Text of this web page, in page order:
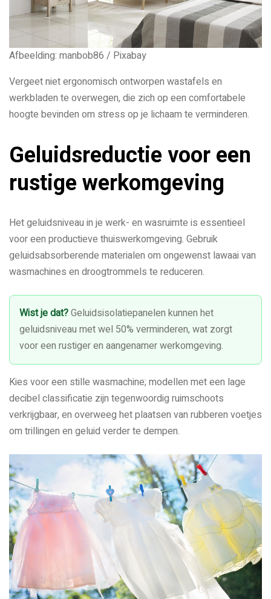
Afbeelding: manbob86 / Pixabay
Vergeet niet ergonomisch ontworpen wastafels en
werkbladen te overwegen, die zich op een comfortabele
hoogte bevinden om stress op je lichaam te verminderen.
Geluidsreductie voor een
rustige werkomgeving
Het geluidsniveau in je werk- en wasruimte is essentieel
voor een productieve thuiswerkomgeving. Gebruik
geluidsabsorberende materialen om ongewenst lawaai van
wasmachines en droogtrommels te reduceren.
Wist je dat?Geluidsisolatiepanelen kunnen het
geluidsniveau met wel 50% verminderen, wat zorgt
voor een rustiger en aangenamer werkomgeving.
Kies voor een stille wasmachine; modellen met een lage
decibel classificatie zijn tegenwoordig ruimschoots
verkrijgbaar, en overweeg het plaatsen van rubberen voetjes
om trillingen en geluid verder te dempen.